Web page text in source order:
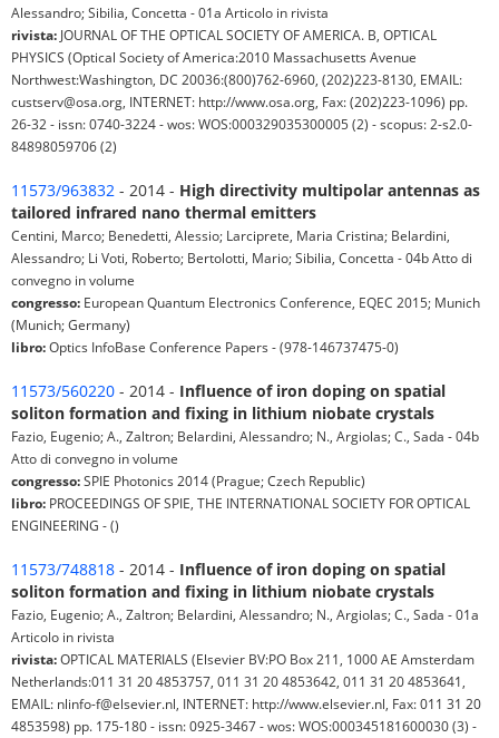
Alessandro; Sibilia, Concetta - 01a Articolo in rivista
rivista: JOURNAL OF THE OPTICAL SOCIETY OF AMERICA. B, OPTICAL
PHYSICS (Optical Society of America:2010 Massachusetts Avenue
Northwest:Washington, DC 20036:(800)762-6960, (202)223-8130, EMAIL:
custserv@osa.org, INTERNET: http://www.osa.org, Fax: (202)223-1096) pp.
26-32 - issn: 0740-3224 - wos: WOS:000329035300005 (2) - scopus: 2-s2.0-
84898059706 (2)
11573/963832 - 2014 - High directivity multipolar antennas as
tailored infrared nano thermal emitters
Centini, Marco; Benedetti, Alessio; Larciprete, Maria Cristina; Belardini,
Alessandro; Li Voti, Roberto; Bertolotti, Mario; Sibilia, Concetta - 04b Atto di
convegno in volume
congresso: European Quantum Electronics Conference, EQEC 2015; Munich
(Munich; Germany)
libro:Optics InfoBase Conference Papers - (978-146737475-0)
11573/560220 - 2014 - Influence of iron doping on spatial
soliton formation and fixing in lithium niobate crystals
Fazio, Eugenio; A., Zaltron; Belardini, Alessandro; N., Argiolas; C., Sada - 04b
Atto di convegno in volume
congresso:SPIE Photonics 2014 (Prague; Czech Republic)
libro: PROCEEDINGS OF SPIE, THE INTERNATIONAL SOCIETY FOR OPTICAL
ENGINEERING - ()
11573/748818 - 2014 - Influence of iron doping on spatial
soliton formation and fixing in lithium niobate crystals
Fazio, Eugenio; A., Zaltron; Belardini, Alessandro; N., Argiolas; C., Sada - 01a
Articolo in rivista
rivista:OPTICAL MATERIALS (Elsevier BV:PO Box 211, 1000 AE Amsterdam
Netherlands:011 31 20 4853757, 011 31 20 4853642, 011 31 20 4853641,
EMAIL: nlinfo-f@elsevier.nl, INTERNET: http://www.elsevier.nl, Fax: 011 31 20
4853598) pp. 175-180 - issn: 0925-3467 - wos: WOS:000345181600030 (3) -